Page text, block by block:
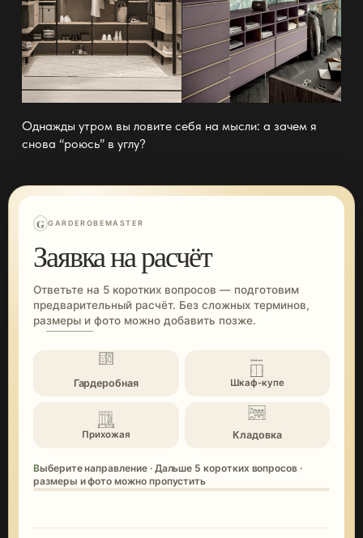
Однажды утром вы ловите себя на мысли: а зачем я
снова “роюсь” в углу?
G GARDEROBEMASTER
Заявка на расчёт
Ответьте на 5 коротких вопросов — подготовим
предварительный расчёт. Без сложных терминов,
размеры и фото можно добавить позже.
Гардеробная Шкаф-купе
Прихожая Кладовка
Выберите направление · Дальше 5 коротких вопросов ·
размеры и фото можно пропустить